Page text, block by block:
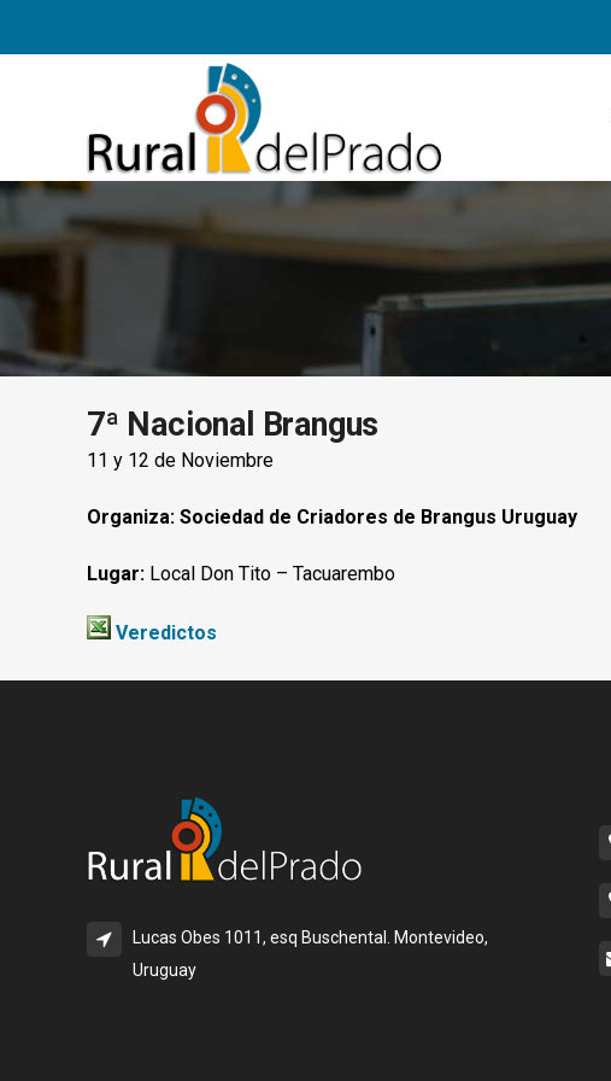
7ª Nacional Brangus
11 y 12 de Noviembre
Organiza: Sociedad de Criadores de Brangus Uruguay
Lugar: Local Don Tito – Tacuarembo
Veredictos
Lucas Obes 1011, esq Buschental. Montevideo,
Uruguay